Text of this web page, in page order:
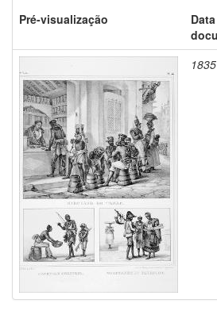
Pré-visualização
1835